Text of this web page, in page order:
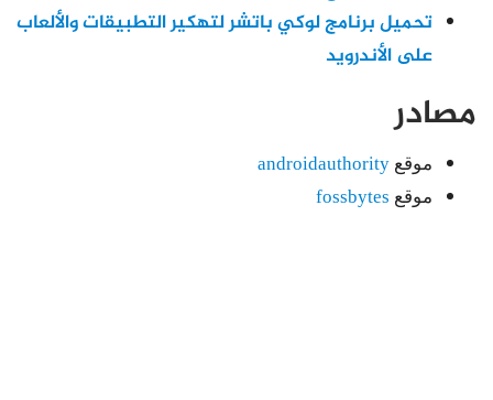
تحميل برنامج لوكي باتشر لتهكير التطبيقات والألعاب
على الأندرويد
مصادر
موقع androidauthority
موقع fossbytes